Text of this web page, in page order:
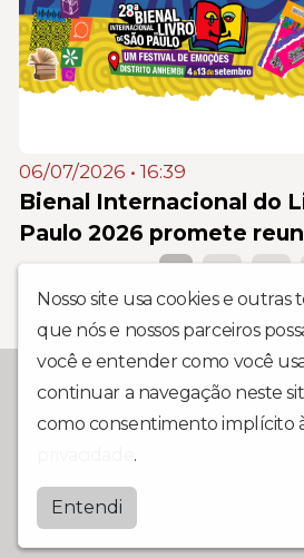
06/07/2026 • 16:39
Bienal Internacional do
Paulo 2026 promete
Nosso site usa cookies e outras
que nós e nossos parceiros
você e entender como você
continuar a navegação neste
como consentimento implícito
.
Entendi
11 anos conectada
@2025 RÁDIO MOGI MIX
DIREITOS RESERVADOS